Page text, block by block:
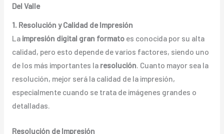
Del Valle
1. Resolución y Calidad de Impresión
La impresión digital gran formatoes conocida por su alta
calidad, pero esto depende de varios factores, siendo uno
de los más importantes la resolución . Cuanto mayor sea la
resolución, mejor será la calidad de la impresión,
especialmente cuando se trata de imágenes grandes o
detalladas.
Resolución de Impresión